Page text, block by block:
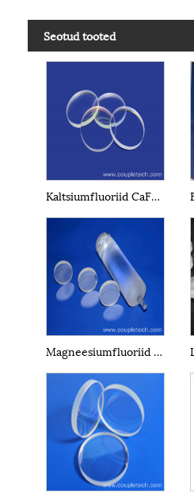
Seotud tooted
Kaltsiumfluoriid CaF2 kristallaknad
Magneesiumfluoriid MgF2 IR-kristallaknad